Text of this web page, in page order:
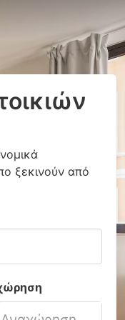
ξεκινούν από